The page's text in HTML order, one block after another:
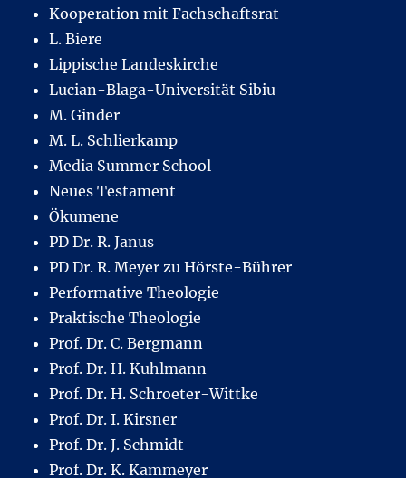
Kooperation mit Fachschaftsrat
L. Biere
Lippische Landeskirche
Lucian-Blaga-Universität Sibiu
M. Ginder
M. L. Schlierkamp
Media Summer School
Neues Testament
Ökumene
PD Dr. R. Janus
PD Dr. R. Meyer zu Hörste-Bührer
Performative Theologie
Praktische Theologie
Prof. Dr. C. Bergmann
Prof. Dr. H. Kuhlmann
Prof. Dr. H. Schroeter-Wittke
Prof. Dr. I. Kirsner
Prof. Dr. J. Schmidt
Prof. Dr. K. Kammeyer